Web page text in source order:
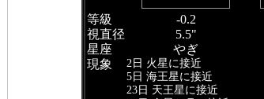
等級 -0.2
視直径
5.5"
星座
やぎ
現象
2日 火星に接近
5日 海王星に接近
23日 天王星に接近